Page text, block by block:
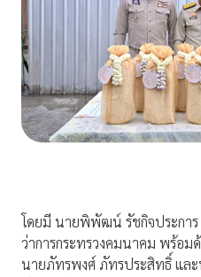
โดยมี นายพิพัฒน์ รัชกิจประกา
ว่าการกระทรวงคมนาคม พร้อม
นายภัทรพงศ์ ภัทรประสิทธิ์ แ